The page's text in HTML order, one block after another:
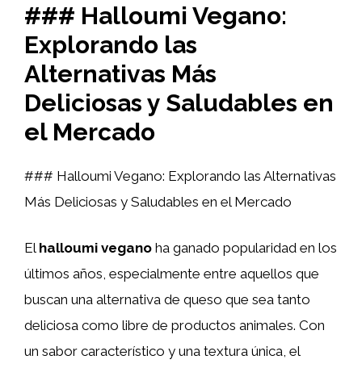
### Halloumi Vegano:
Explorando las
Alternativas Más
Deliciosas y Saludables en
el Mercado
### Halloumi Vegano: Explorando las Alternativas
Más Deliciosas y Saludables en el Mercado
El halloumi vegano ha ganado popularidad en los
últimos años, especialmente entre aquellos que
buscan una alternativa de queso que sea tanto
deliciosa como libre de productos animales. Con
un sabor característico y una textura única, el